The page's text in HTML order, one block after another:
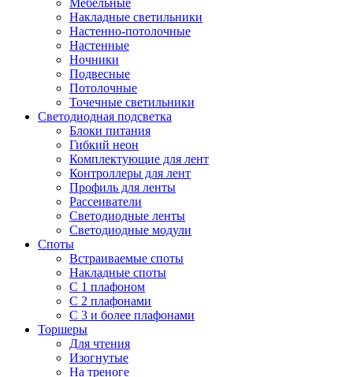
Мебельные
Накладные светильники
Настенно-потолочные
Настенные
Ночники
Подвесные
Потолочные
Точечные светильники
Светодиодная подсветка
Блоки питания
Гибкий неон
Комплектующие для лент
Контроллеры для лент
Профиль для ленты
Рассеиватели
Светодиодные ленты
Светодиодные модули
Споты
Встраиваемые споты
Накладные споты
С 1 плафоном
С 2 плафонами
С 3 и более плафонами
Торшеры
Для чтения
Изогнутые
На треноге